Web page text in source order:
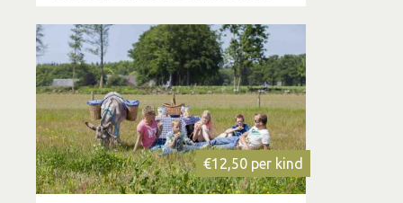
€12,50 per kind